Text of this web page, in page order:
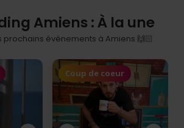
Amiens : À la une
prochains événements à Amiens 🙌🏻
Coup de coeur